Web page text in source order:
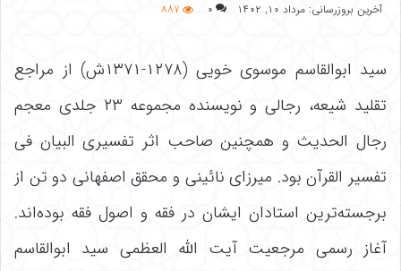
آخرین بروزرسانی: مرداد ۱۰, ۱۴۰۲ ۰ ۸۸۷
سید ابوالقاسم موسوی خویی (۱۲۷۸-۱۳۷۱ش) از مراجع
تقلید شیعه، رجالی و نویسنده مجموعه ۲۳ جلدی معجم
رجال الحدیث و همچنین صاحب اثر تفسیری البیان فی
تفسیر القرآن بود. میرزای نائینی و محقق اصفهانی دو تن از
برجسته‌ترین استادان ایشان در فقه و اصول فقه بوده‌اند.
آغاز رسمی مرجعیت آیت الله العظمی سید ابوالقاسم